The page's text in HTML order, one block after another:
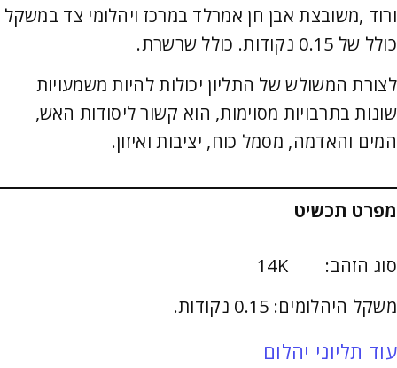
ורוד ,משובצת אבן חן אמרלד במרכז ויהלומי צד במשקל
כולל של 0.15 נקודות. כולל שרשרת.
לצורת המשולש של התליון יכולות להיות משמעויות
שונות בתרבויות מסוימות, הוא קשור ליסודות האש,
המים והאדמה, מסמל כוח, יציבות ואיזון.
מפרט תכשיט
סוג הזהב: 14K
משקל היהלומים: 0.15 נקודות.
עוד תליוני יהלום